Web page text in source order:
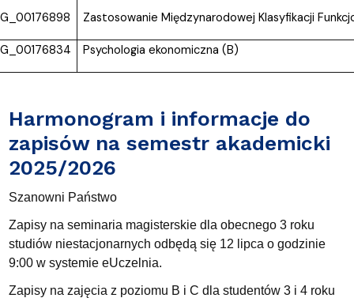
Zastosowanie Międzynarodowej Klasyfikacji
Psychologia ekonomiczna (B)
Harmonogram i informacje do
zapisów na semestr akademicki
2025/2026
Szanowni Państwo
Zapisy na seminaria magisterskie dla obecnego 3 roku
studiów niestacjonarnych odbędą się 12 lipca o godzinie
9:00 w systemie eUczelnia.
Zapisy na zajęcia z poziomu B i C dla studentów 3 i 4 roku